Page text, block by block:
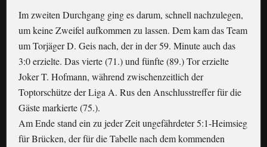
Im zweiten Durchgang ging es darum, schnell nachzulegen,
um keine Zweifel aufkommen zu lassen. Dem kam das Team
um Torjäger D. Geis nach, der in der 59. Minute auch das
3:0 erzielte. Das vierte (71.) und fünfte (89.) Tor erzielte
Joker T. Hofmann, während zwischenzeitlich der
Toptorschütze der Liga A. Rus den Anschlusstreffer für die
Gäste markierte (75.).
Am Ende stand ein zu jeder Zeit ungefährdeter 5:1-Heimsieg
für Brücken, der für die Tabelle nach dem kommenden